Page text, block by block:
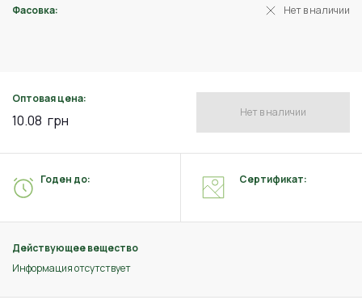
Фасовка: Нет в наличии
Оптовая цена:
10.08 грн Нет в наличии
Действующее вещество
Информация отсутствует
Годен до: Сертификат: